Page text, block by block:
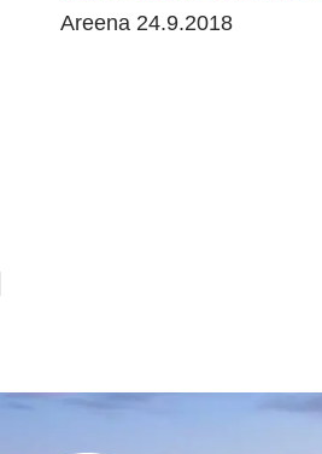
Areena 24.9.2018